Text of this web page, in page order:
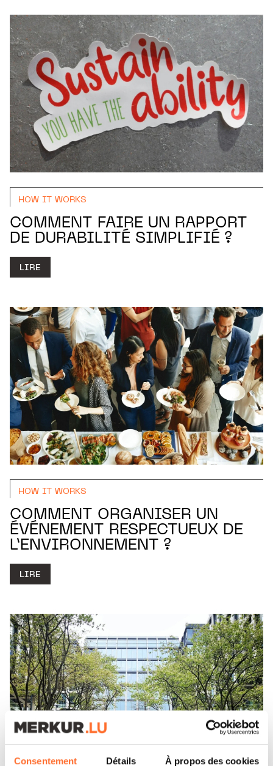
Consentement Détails À propos des cookies
HOW IT WORKS
COMMENT FAIRE UN RAPPORT
DE DURABILITÉ SIMPLIFIÉ ?
LIRE
HOW IT WORKS
COMMENT ORGANISER UN
ÉVÉNEMENT RESPECTUEUX DE
L’ENVIRONNEMENT ?
LIRE